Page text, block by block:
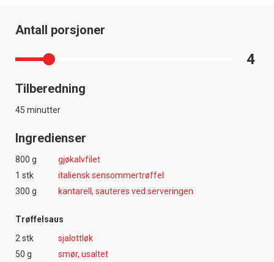
Antall porsjoner
4
Tilberedning
45 minutter
Ingredienser
800 g
gjøkalvfilet
1 stk
italiensk sensommertrøffel
300 g
kantarell, sauteres ved serveringen
Trøffelsaus
2 stk
sjalottløk
50 g
smør, usaltet